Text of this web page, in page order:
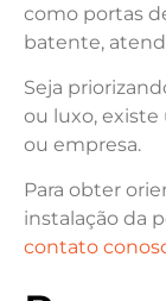
como portas
batente,
Seja
ou luxo, existe
ou empresa.
Para obter
instalação da
contato